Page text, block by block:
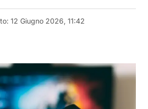
12 Giugno 2026, 11:42